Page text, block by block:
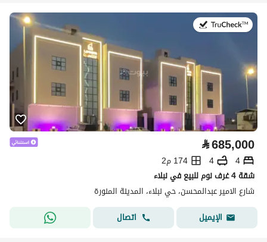
⃁685,000
4
4
174 م2
شقة 4 غرف نوم للبيع في نبلاء
شارع الامير عبدالمحسن، حي نبلاء، المدينة المنورة
الإيميل
اتصال